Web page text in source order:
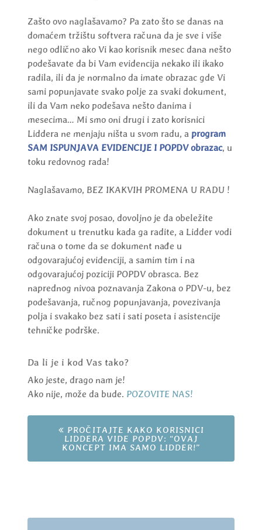
Zašto ovo naglašavamo? Pa zato što se danas na
domaćem tržištu softvera računa da je sve i više
nego odlično ako Vi kao korisnik mesec dana nešto
podešavate da bi Vam evidencija nekako ili ikako
radila, ili da je normalno da imate obrazac gde Vi
sami popunjavate svako polje za svaki dokument,
ili da Vam neko podešava nešto danima i
mesecima… Mi smo oni drugi i zato korisnici
Liddera ne menjaju ništa u svom radu, a program
SAM ISPUNJAVA EVIDENCIJE I POPDV obrazac, u
toku redovnog rada!
Naglašavamo, BEZ IKAKVIH PROMENA U RADU !
Ako znate svoj posao, dovoljno je da obeležite
dokument u trenutku kada ga radite, a Lidder vodi
računa o tome da se dokument nađe u
odgovarajućoj evidenciji, a samim tim i na
odgovarajućoj poziciji POPDV obrasca. Bez
naprednog nivoa poznavanja Zakona o PDV-u, bez
podešavanja, ručnog popunjavanja, povezivanja
polja i svakako bez sati i sati poseta i asistencije
tehničke podrške.
Da li je i kod Vas tako?
Ako jeste, drago nam je!
Ako nije, može da bude. POZOVITE NAS!
PROČITAJTE KAKO KORISNICI
LIDDERA VIDE POPDV: “OVAJ
KONCEPT IMA SAMO LIDDER!”